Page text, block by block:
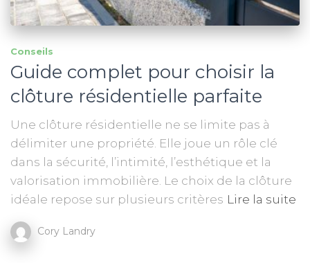
Conseils
Guide complet pour choisir la
clôture résidentielle parfaite
Une clôture résidentielle ne se limite pas à
délimiter une propriété. Elle joue un rôle clé
dans la sécurité, l’intimité, l’esthétique et la
valorisation immobilière. Le choix de la clôture
idéale repose sur plusieurs critères Lire la suite
Cory Landry